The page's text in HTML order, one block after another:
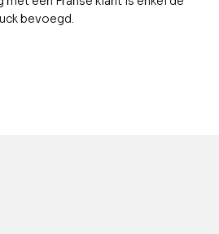
bevoegd.